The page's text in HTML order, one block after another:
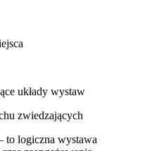
układy wystaw
zwiedzających
logiczna wystawa